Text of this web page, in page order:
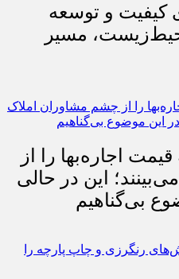
کیفیت و توسعه
مسیر
اجاره‌بها را از
این در حالی
بی‌گناهیم